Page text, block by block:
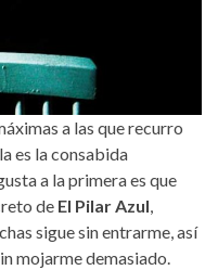
a las que recurro
es la consabida
a la primera es que
de El Pilar Azul,
sigue sin entrarme, así
mojarme demasiado.